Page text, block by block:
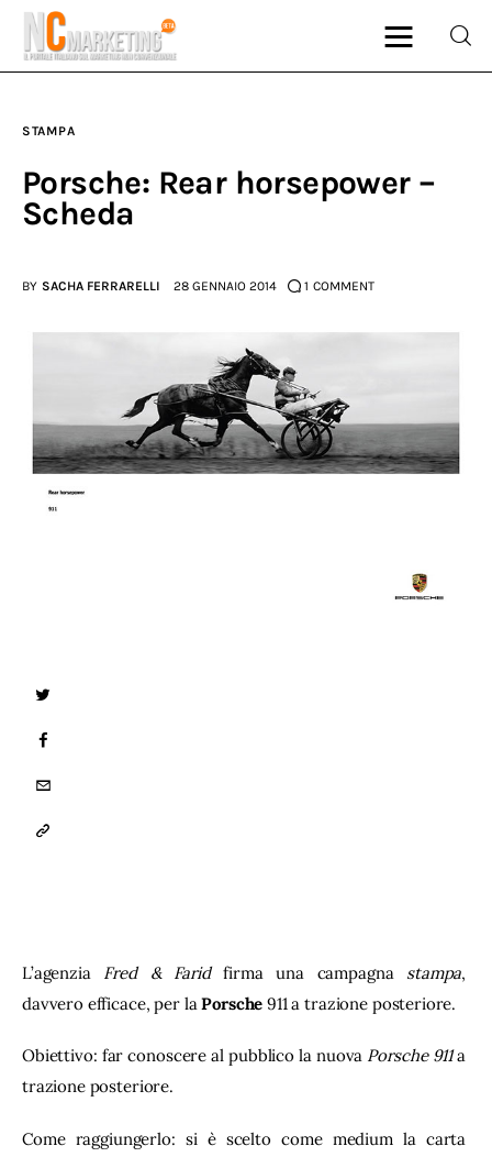
Rubriche
Glossario
NCMarketing
Partner
STAMPA
Porsche: Rear horsepower –
Scheda
BY SACHA FERRARELLI 28 GENNAIO 2014 1 COMMENT
TWITTER
FACEBOOK
EMAIL
COPY
L’agenzia Fred & Farid firma una campagna stampa,
davvero efficace, per la Porsche 911 a trazione posteriore.
Obiettivo: far conoscere al pubblico la nuova Porsche 911 a
trazione posteriore.
Come raggiungerlo: si è scelto come medium la carta